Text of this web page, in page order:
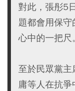
對此，張彤5
題都會用保
心中的一把尺。
至於民眾黨
庸等人在抗